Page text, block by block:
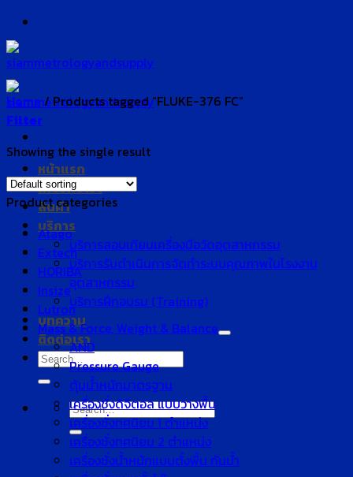
Skip
to
content
หน้าแรก
เกี่ยวกับเรา
สินค้า
บริการ
บริการสอบเทียบเครื่องมือวัดอุตสาหกรรม
บริการรับดำเนินการจัดทำระบบคุณภาพในโรงงาน
อุตสาหกรรม
บริการฝึกอบรม (Training)
บทความ
ติดต่อเรา
Search
for:
Search
for:
Home /Products tagged “FLUKE-376 FC”
Filter
Showing the single result
Product categories
Atago
Extech
HORIBA
Insize
Lutron
Mass & Force, Weight & Balance
AND
Pressure Gauge
ตุ้มน้ำหนักมาตรฐาน
เครื่องชั่งดิจิตอล แบบวางพื้น
เครื่องชั่งทศนิยม 1 ตำแหน่ง
เครื่องชั่งทศนิยม 2 ตำแหน่ง
เครื่องชั่งน้ำหนักแบบตั้งพื้น กันน้ำ